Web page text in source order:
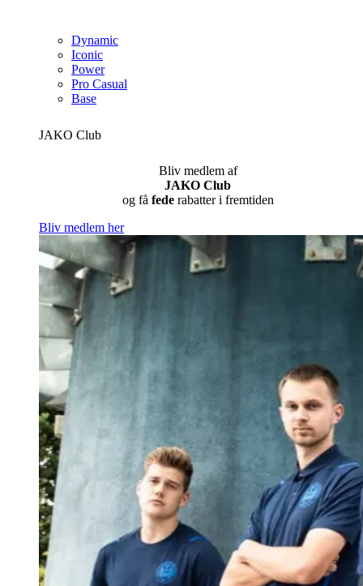
Dynamic
Iconic
Power
Pro Casual
Base
JAKO Club
Bliv medlem af
JAKO Club
og få federabatter i fremtiden
Bliv medlem her